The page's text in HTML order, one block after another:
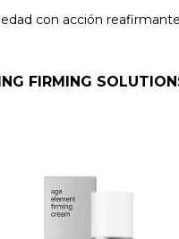
con acción
FIRMING